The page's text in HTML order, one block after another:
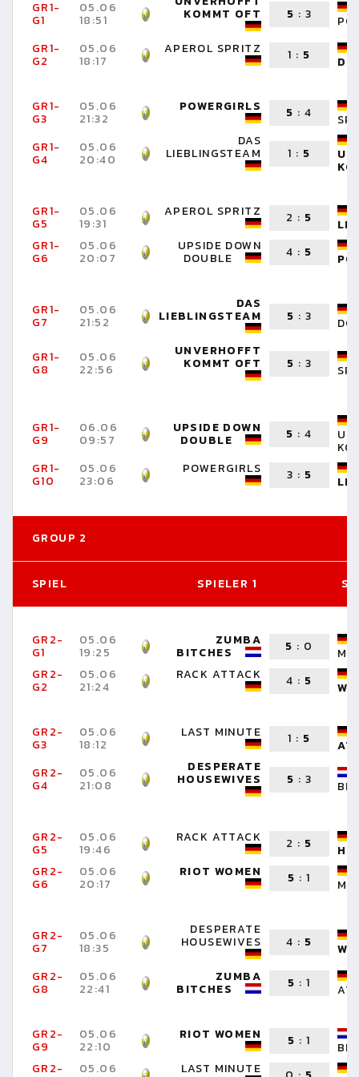
GR1-
G1
05.06
18:51 KOMMT OFT 5 : 3
GR1-
G2
05.06
18:17
APEROL SPRITZ 1 : 5
GR1-
G3
05.06
21:32
POWERGIRLS 5 :4
GR1-
G4
05.06
20:40
DAS
LIEBLINGSTEAM 1 : 5
GR1-
G5
05.06
19:31
APEROL SPRITZ 2 : 5
GR1-
G6
05.06
20:07
UPSIDE DOWN
DOUBLE 4 : 5
GR1-
G7
05.06
21:52
DAS
LIEBLINGSTEAM 5 : 3
GR1-
G8
05.06
22:56
UNVERHOFFT
KOMMT OFT 5 : 3
GR1-
G9
06.06
09:57
UPSIDE DOWN
DOUBLE 5 :4
GR1-
G10
05.06
23:06
POWERGIRLS 3 : 5
GROUP 2
SPIEL SPIELER 1
GR2-
G1
05.06
19:25
ZUMBA
BITCHES 5 : 0
GR2-
G2
05.06
21:24
RACK ATTACK 4 : 5
GR2-
G3
05.06
18:12
LAST MINUTE 1 : 5
GR2-
G4
05.06
21:08
DESPERATE
HOUSEWIVES 5 : 3
GR2-
G5
05.06
19:46
RACK ATTACK 2 : 5
GR2-
G6
05.06
20:17
RIOT WOMEN 5 :1
GR2-
G7
05.06
18:35
DESPERATE
HOUSEWIVES 4 : 5
GR2-
G8
05.06
22:41
ZUMBA
BITCHES 5 :1
GR2-
G9
05.06
22:10
RIOT WOMEN 5 :1
GR2-
05.06 LAST MINUTE